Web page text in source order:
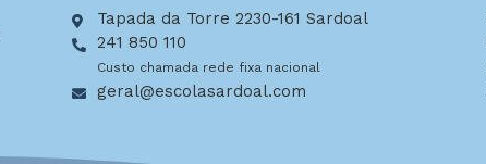
Tapada da Torre 2230-161 Sardoal
241 850 110
Custo chamada rede fixa nacional
geral@escolasardoal.com